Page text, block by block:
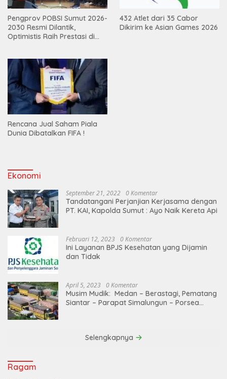
Pengprov POBSI Sumut 2026-
2030 Resmi Dilantik,
Optimistis Raih Prestasi di
432 Atlet dari 35 Cabor
Dikirim ke Asian Games 2026
Rencana Jual Saham Piala
Dunia Dibatalkan FIFA !
Ekonomi
September 21, 2022 0 Komentar
Tandatangani Perjanjian Kerjasama dengan
PT. KAI, Kapolda Sumut : Ayo Naik Kereta Api
Februari 12, 2023 0 Komentar
Ini Layanan BPJS Kesehatan yang Dijamin
dan Tidak
April 5, 2023 0 Komentar
Musim Mudik: Medan – Berastagi, Pematang
Siantar – Parapat Simalungun – Porsea
Selengkapnya
Ragam